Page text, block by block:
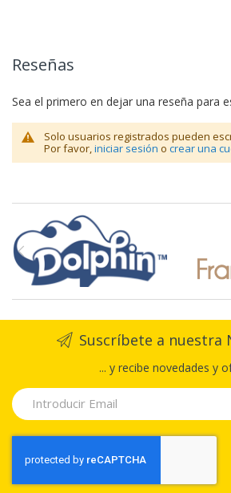
Reseñas
Sea el primero en dejar una reseña para
Solo usuarios registrados pueden
Por favor, iniciar sesión o crear una
Suscríbete a nuestra
... y recibe novedades y